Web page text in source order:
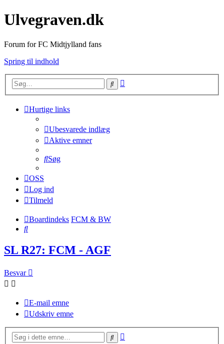
Ulvegraven.dk
Forum for FC Midtjylland fans
Spring til indhold
Søg
Hurtige links
Ubesvarede indlæg
Aktive emner
Søg
OSS
Log ind
Tilmeld
Boardindeks FCM & BW
Søg
SL R27: FCM - AGF
Besvar
E-mail emne
Udskriv emne
Søg